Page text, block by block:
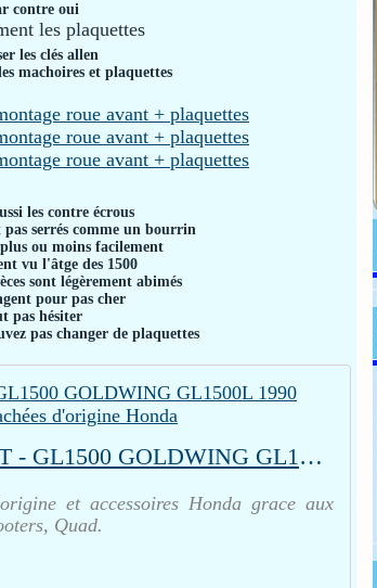
contre oui
les plaquettes
les clés allen
machoires et plaquettes
les contre écrous
pas serrés comme un bourrin
ou moins facilement
vu l'âtge des 1500
sont légèrement abimés
pour pas cher
pas hésiter
pas changer de plaquettes
ETRIER DE FREIN AVANT - GL1500 GOLDWING GL1500L 1990 EUROPE - GL1500L - Pièces détachées d'origine Honda
et accessoires Honda grace aux
Quad.